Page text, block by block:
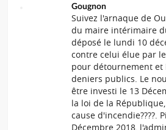
Gougnon
Suivez l'arnaque de
du maire intérimaire
déposé le lundi 10
contre celui élue par
pour détournement et
deniers publics. Le
être investi le 13
la loi de la
cause d'incendie????.
Décembre 2018,